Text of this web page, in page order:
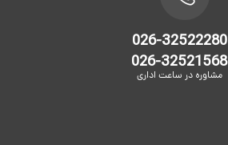
026-32522280
026-32521568
مشاوره در ساعت اداری